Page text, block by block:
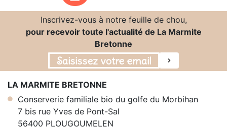
Inscrivez-vous à notre feuille de chou,
pour recevoir toute l'actualité de La Marmite
Bretonne
LA MARMITE BRETONNE
Conserverie familiale bio du golfe du Morbihan
7 bis rue Yves de Pont-Sal
56400 PLOUGOUMELEN